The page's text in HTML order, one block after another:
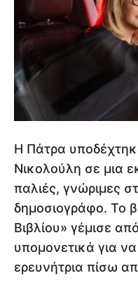
Η Πάτρα
Νικολούλη σε μια
παλιές, γνώριμες
δημοσιογράφο. Το
Βιβλίου» γέμισε
υπομονετικά για
ερευνήτρια πίσω